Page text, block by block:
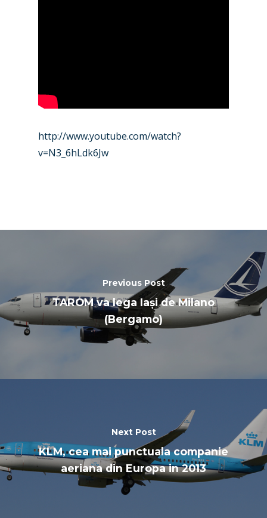
http://www.youtube.com/watch?
v=N3_6hLdk6Jw
Previous Post
TAROM va lega Iași de Milano
(Bergamo)
Next Post
KLM, cea mai punctuala companie
aeriana din Europa in 2013